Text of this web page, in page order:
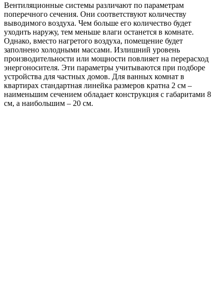
Вентиляционные системы различают по параметрам
поперечного сечения. Они соответствуют количеству
выводимого воздуха. Чем больше его количество будет
уходить наружу, тем меньше влаги останется в комнате.
Однако, вместо нагретого воздуха, помещение будет
заполнено холодными массами. Излишний уровень
производительности или мощности повлияет на перерасход
энергоносителя. Эти параметры учитываются при подборе
устройства для частных домов. Для ванных комнат в
квартирах стандартная линейка размеров кратна 2 см –
наименьшим сечением обладает конструкция с габаритами 8
см, а наибольшим – 20 см.